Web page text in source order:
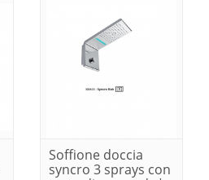
Soffione doccia
syncro 3 sprays con